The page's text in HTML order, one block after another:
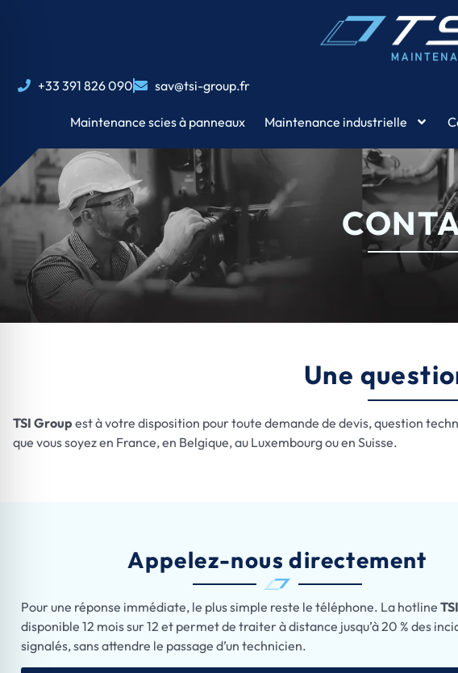
+33 391 826 090 sav@tsi-group.fr
Maintenance scies à panneaux Maintenance industrielle
Une
TSI Group est à votre disposition pour toute demande de devis, question
que vous soyez en France, en Belgique, au Luxembourg ou en Suisse.
Appelez-nous directement
Pour une réponse immédiate, le plus simple reste le téléphone. La hotline
disponible 12 mois sur 12 et permet de traiter à distance jusqu’à 20 % des
signalés, sans attendre le passage d’un technicien.